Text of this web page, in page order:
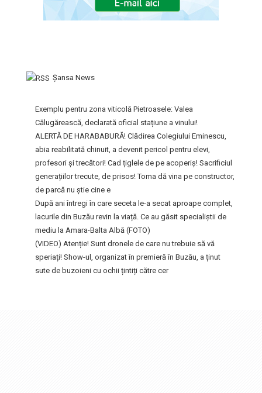
Şansa News
Exemplu pentru zona viticolă Pietroasele: Valea
Călugărească, declarată oficial stațiune a vinului!
ALERTĂ DE HARABABURĂ! Clădirea Colegiului Eminescu,
abia reabilitată chinuit, a devenit pericol pentru elevi,
profesori și trecători! Cad țiglele de pe acoperiș! Sacrificiul
generațiilor trecute, de prisos! Toma dă vina pe constructor,
de parcă nu știe cine e
După ani întregi în care seceta le-a secat aproape complet,
lacurile din Buzău revin la viață. Ce au găsit specialiștii de
mediu la Amara-Balta Albă (FOTO)
(VIDEO) Atenție! Sunt dronele de care nu trebuie să vă
speriați! Show-ul, organizat în premieră în Buzău, a ținut
sute de buzoieni cu ochii țintiți către cer